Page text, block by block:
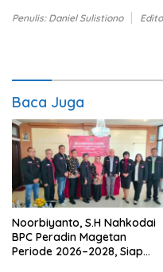
Penulis: Daniel Sulistiono
Baca Juga
Noorbiyanto, S.H Nahkodai
BPC Peradin Magetan
Periode 2026–2028, Siap